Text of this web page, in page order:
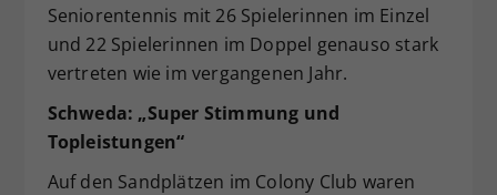
Seniorentennis mit 26 Spielerinnen im Einzel
und 22 Spielerinnen im Doppel genauso stark
vertreten wie im vergangenen Jahr.
Schweda: „Super Stimmung und
Topleistungen“
Auf den Sandplätzen im Colony Club waren